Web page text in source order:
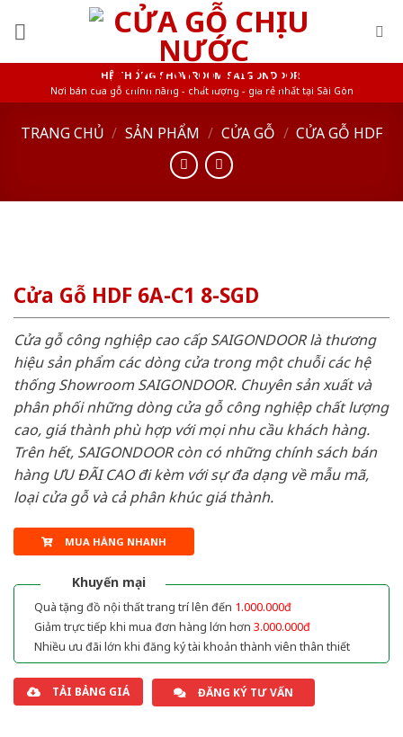
HỆ THỐNG SHOWROOM SAIGONDOOR
Nơi bán cửa gỗ chính hãng - chất lượng - giá rẻ nhất tại Sài Gòn
TRANG CHỦ / SẢN PHẨM / CỬA GỖ / CỬA GỖ HDF
Cửa Gỗ HDF 6A-C1 8-SGD
Cửa gỗ công nghiệp cao cấp SAIGONDOOR là thương
hiệu sản phẩm các dòng cửa trong một chuỗi các hệ
thống Showroom SAIGONDOOR. Chuyên sản xuất và
phân phối những dòng cửa gỗ công nghiệp chất lượng
cao, giá thành phù hợp với mọi nhu cầu khách hàng.
Trên hết, SAIGONDOOR còn có những chính sách bán
hàng ƯU ĐÃI CAO đi kèm với sự đa dạng về mẫu mã,
loại cửa gỗ và cả phân khúc giá thành.
MUA HÀNG NHANH
Khuyến mại
Quà tặng đồ nội thất trang trí lên đến 1.000.000đ
Giảm trực tiếp khi mua đơn hàng lớn hơn 3.000.000đ
Nhiều ưu đãi lớn khi đăng ký tài khoản thành viên thân thiết
TẢI BẢNG GIÁ ĐĂNG KÝ TƯ VẤN